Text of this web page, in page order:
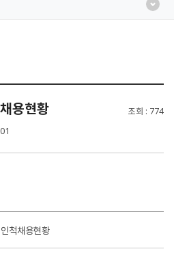
용현황 조회
774
척채용현황